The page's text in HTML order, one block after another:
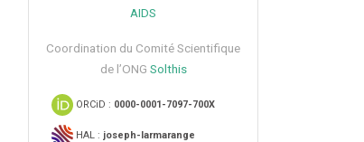
AIDS
Coordination du Comité Scientifique
de l’ONG Solthis
ORCiD : 0000-0001-7097-700X
HAL : joseph-larmarange